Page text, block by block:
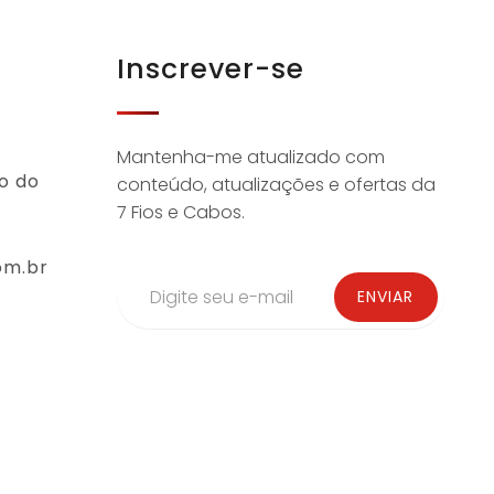
do
Inscrever-se
Mantenha-me atualizado com
conteúdo, atualizações e ofertas da
7 Fios e Cabos.